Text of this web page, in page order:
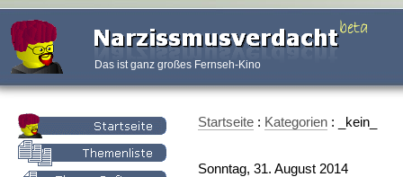
Das ist ganz großes Fernseh-Kino
Startseite : Kategorien : _kein_
Sonntag, 31. August 2014